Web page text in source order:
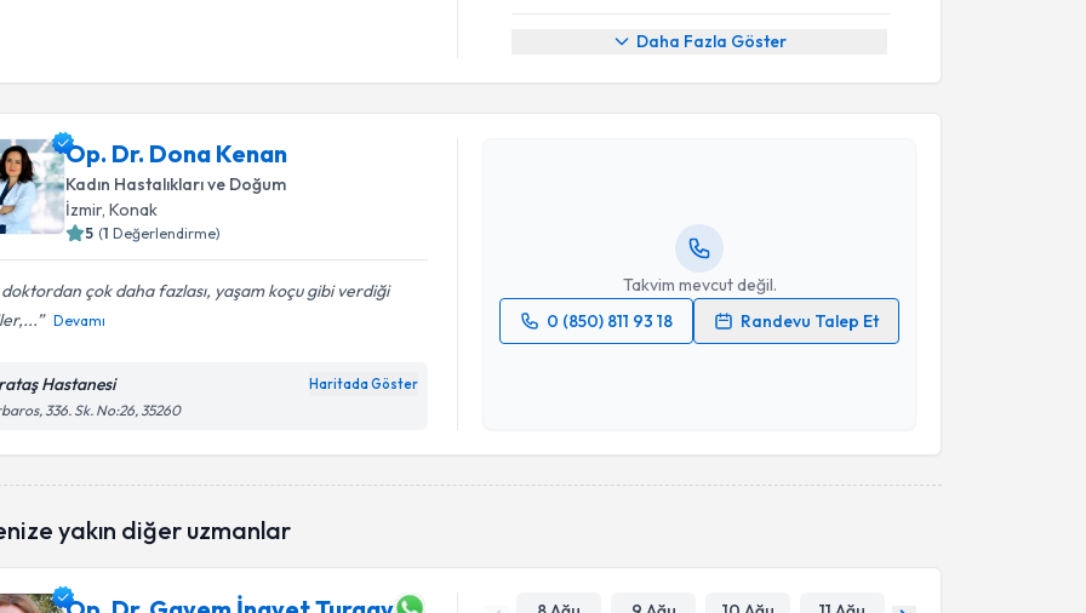
Daha Fazla Göster
Op. Dr. Dona Kenan
Kadın Hastalıkları ve Doğum
İzmir, Konak
5 (1 Değerlendirme)
çok daha fazlası, yaşam koçu gibi verdiği
Devamı
Hastanesi Haritada Göster
336. Sk. No:26, 35260
Takvim mevcut değil.
0 (850) 811 93 18
Randevu Talep Et
Randevu Takvimi Talebi
Op. Dr. Dona Kenan
Takvim Talebini Gönder
yakın diğer uzmanlar